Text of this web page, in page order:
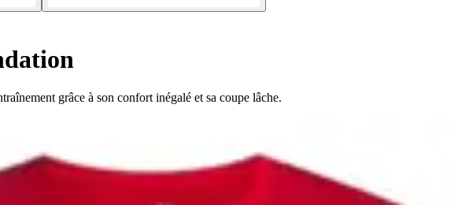
grâce à son confort inégalé et sa coupe lâche.